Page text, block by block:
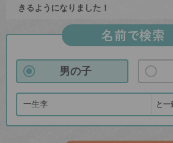
きるようになりました！
名前で検索
男の子